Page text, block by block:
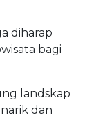
diharap
bagi
landskap
dan